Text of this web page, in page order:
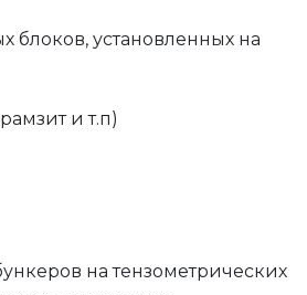
блоков, установленных на
и т.п)
на тензометрических